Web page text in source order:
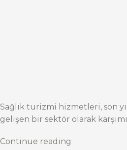
Sağlık turizmi hizmetleri, son
gelişen bir sektör olarak
Continue reading